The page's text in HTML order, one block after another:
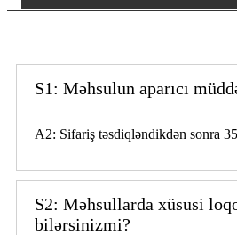
S1: Məhsulun aparıcı
A2: Sifariş təsdiqləndikdən sonra
S2: Məhsullarda xüsusi
bilərsinizmi?